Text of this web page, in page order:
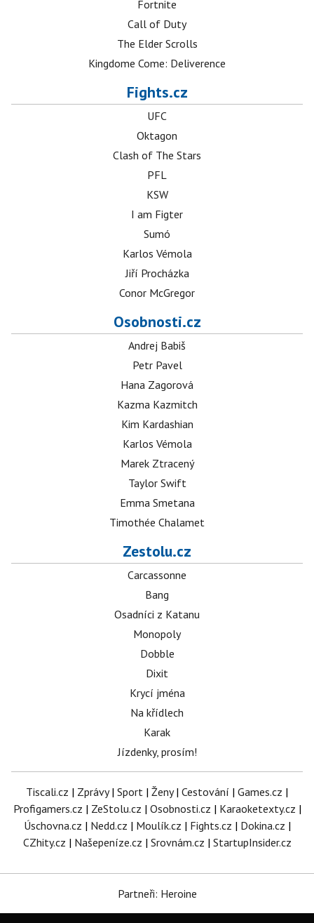
Fortnite
Call of Duty
The Elder Scrolls
Kingdome Come: Deliverence
Fights.cz
UFC
Oktagon
Clash of The Stars
PFL
KSW
I am Figter
Sumó
Karlos Vémola
Jiří Procházka
Conor McGregor
Osobnosti.cz
Andrej Babiš
Petr Pavel
Hana Zagorová
Kazma Kazmitch
Kim Kardashian
Karlos Vémola
Marek Ztracený
Taylor Swift
Emma Smetana
Timothée Chalamet
Zestolu.cz
Carcassonne
Bang
Osadníci z Katanu
Monopoly
Dobble
Dixit
Krycí jména
Na křídlech
Karak
Jízdenky, prosím!
Tiscali.cz | Zprávy| Sport | Ženy| Cestování | Games.cz |
Profigamers.cz | ZeStolu.cz | Osobnosti.cz | Karaoketexty.cz |
Úschovna.cz | Nedd.cz | Moulík.cz | Fights.cz | Dokina.cz |
CZhity.cz | Našepeníze.cz | Srovnám.cz | StartupInsider.cz
Partneři: Heroine